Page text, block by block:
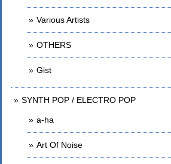
Various Artists
OTHERS
Gist
SYNTH POP / ELECTRO POP
a-ha
Art Of Noise